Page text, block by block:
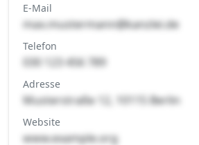
E-Mail
max.mustermann@kanzlei.de
Telefon
030 123 456 789
Adresse
Musterstraße 12, 10115 Berlin
Website
www.example.org